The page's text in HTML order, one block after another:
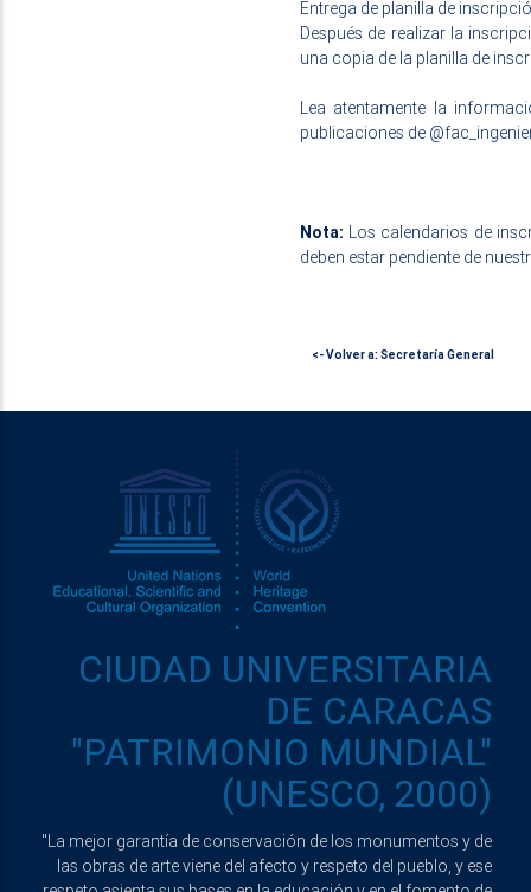
Entrega de planilla de
Después de realizar la
una copia de la planilla de
Lea atentamente la
publicaciones de
Nota: Los calendarios de
deben estar pendiente de
<- Volver a: Secretaría General
CIUDAD UNIVERSITARIA
DE CARACAS
"PATRIMONIO MUNDIAL"
(UNESCO, 2000)
"La mejor garantía de conservación de los monumentos y de
las obras de arte viene del afecto y respeto del pueblo, y ese